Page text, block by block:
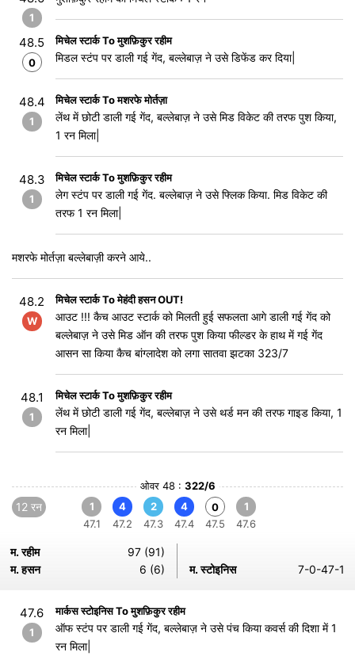
1
48.5
0
मिचेल स्टार्क To मुशफ़िकुर रहीम
मिडल स्टंप पर डाली गई गेंद, बल्लेबाज़ ने उसे डिफेंड कर दिया|
48.4
1
मिचेल स्टार्क To मशरफे मोर्तज़ा
लेंथ में छोटी डाली गई गेंद, बल्लेबाज़ ने उसे मिड विकेट की तरफ पुश किया,
1 रन मिला|
48.3
1
मिचेल स्टार्क To मुशफ़िकुर रहीम
लेग स्टंप पर डाली गई गेंद. बल्लेबाज़ ने उसे फ्लिक किया. मिड विकेट की
तरफ 1 रन मिला|
मशरफे मोर्तज़ा बल्लेबाज़ी करने आये..
48.2
W
मिचेल स्टार्क To मेहंदी हसन OUT!
आउट !!! कैच आउट स्टार्क को मिलती हुई सफलता आगे डाली गई गेंद को
बल्लेबाज़ ने उसे मिड ऑन की तरफ पुश किया फील्डर के हाथ में गई गेंद
आसन सा किया कैच बांग्लादेश को लगा सातवा झटका 323/7
48.1
1
मिचेल स्टार्क To मुशफ़िकुर रहीम
लेंथ में छोटी डाली गई गेंद, बल्लेबाज़ ने उसे थर्ड मन की तरफ गाइड किया, 1
रन मिला|
ओवर 48 : 322/6
12 रन
1
47.1
4
47.2
2
47.3
4
47.4
0
47.5
1
47.6
म. रहीम
97 (91)
म. हसन
6 (6) म. स्टोइनिस 7-0-47-1
47.6
1
मार्कस स्टोइनिस To मुशफ़िकुर रहीम
ऑफ स्टंप पर डाली गई गेंद, बल्लेबाज़ ने उसे पंच किया कवर्स की दिशा में 1
रन मिला|